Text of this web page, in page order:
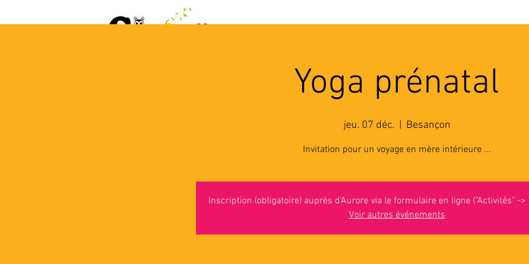
Yoga prénatal
jeu. 07 déc. Besançon
Invitation pour un voyage en mère intérieure ...
Inscription (obligatoire) auprès d'Aurore via le formulaire en ligne ("Activités" ->
Voir autres événements